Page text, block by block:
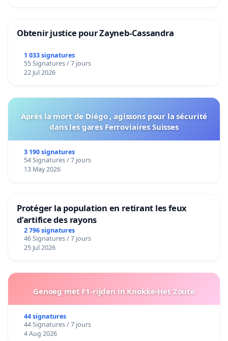
Obtenir justice pour Zayneb-Cassandra
1 033 signatures
55 Signatures / 7 jours
22 Jul 2026
Après la mort de Diégo , agissons pour la sécurité
dans les gares Ferroviaires Suisses
3 190 signatures
54 Signatures / 7 jours
13 May 2026
Protéger la population en retirant les feux
d’artifice des rayons
2 796 signatures
46 Signatures / 7 jours
25 Jul 2026
Genoeg met F1-rijden in Knokke-Het Zoute
44 signatures
44 Signatures / 7 jours
4 Aug 2026